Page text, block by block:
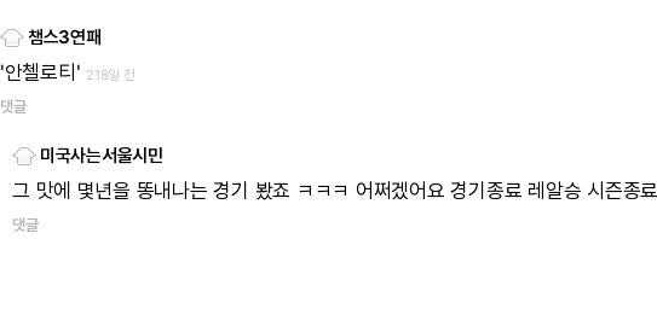
챔스3연패
'안첼로티' 218일 전
댓글
미국사는서울시민
그 맛에 몇년을 똥내나는 경기 봤죠 ㅋㅋㅋ 어쩌겠어요 경기종료 레알승 시즌종료
댓글